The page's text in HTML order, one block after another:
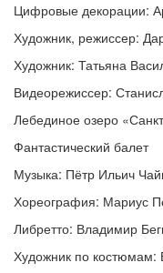
Цифровые декорации:
Художник, режиссер:
Художник: Татьяна
Видеорежиссер:
Лебединое озеро
Фантастический балет
Музыка: Пётр Ильич
Хореография: Мариус
Либретто: Владимир
Художник по костюмам: